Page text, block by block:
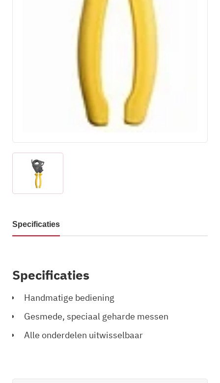
Specificaties
Specificaties
Handmatige bediening
Gesmede, speciaal geharde messen
Alle onderdelen uitwisselbaar